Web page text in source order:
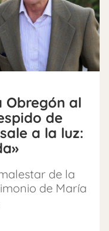
Obregón al
de
a la luz:
de la
de María